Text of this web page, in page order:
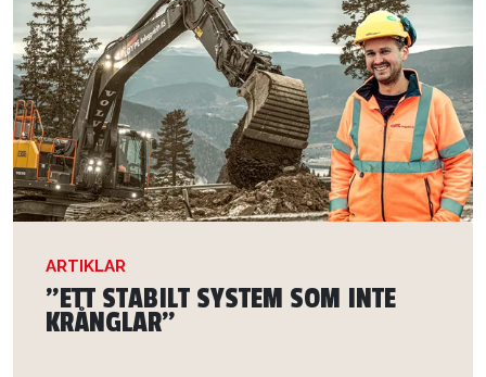
ARTIKLAR
”ETT STABILT SYSTEM SOM INTE
KRÅNGLAR”